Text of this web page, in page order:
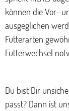
können die Vor-
ausgeglichen
Futterarten
Futterwechsel
Du bist Dir
passt? Dann ist